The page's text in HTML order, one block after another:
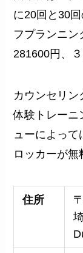
に20回と30
フプランニン
281600円、
カウンセリン
体験トレーニ
ューによって
ロッカーが無
住所